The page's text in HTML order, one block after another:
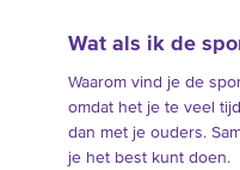
Wat als ik de
Waarom vind je de
omdat het je te veel
dan met je ouders.
je het best kunt doen.